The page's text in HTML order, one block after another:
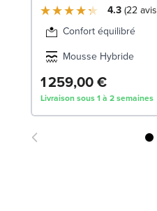
4.3 22avis
Confort équilibré
Mousse Hybride
1 259,00 €
Livraison sous 1 à 2 semaines